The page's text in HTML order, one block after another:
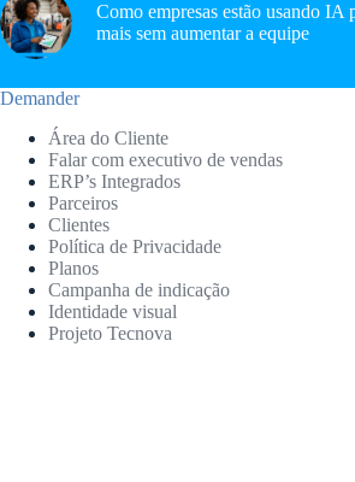
Como empresas estão usando IA
mais sem aumentar a equipe
Demander
Área do Cliente
Falar com executivo de vendas
ERP’s Integrados
Parceiros
Clientes
Política de Privacidade
Planos
Campanha de indicação
Identidade visual
Projeto Tecnova